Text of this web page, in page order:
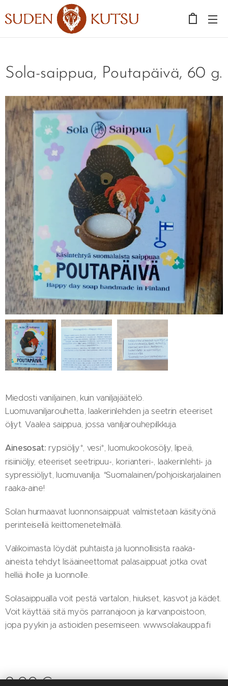
Sola-saippua, Poutapäivä, 60 g.
Miedosti vaniljainen, kuin vaniljajäätelö.
Luomuvaniljarouhetta, laakerinlehden ja seetrin eteeriset
öljyt. Vaalea saippua, jossa vaniljarouhepilkkuja.
Ainesosat: rypsiöljy*, vesi*, luomukookosöljy, lipeä,
risiiniöljy, eteeriset seetripuu-, korianteri-, laakerinlehti- ja
sypressiöljyt, luomuvanilja. *Suomalainen/pohjoiskarjalainen
raaka-aine!
Solan hurmaavat luonnonsaippuat valmistetaan käsityönä
perinteisellä keittomenetelmällä.
Valikoimasta löydät puhtaista ja luonnollisista raaka-
aineista tehdyt lisäaineettomat palasaippuat jotka ovat
helliä iholle ja luonnolle.
Solasaippualla voit pestä vartalon, hiukset, kasvot ja kädet.
Voit käyttää sitä myös parranajoon ja karvanpoistoon,
jopa pyykin ja astioiden pesemiseen. www.solakauppa.fi
8,00€